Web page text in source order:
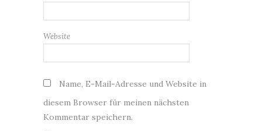
Website
Name, E-Mail-Adresse und Website in
diesem Browser für meinen nächsten
Kommentar speichern.